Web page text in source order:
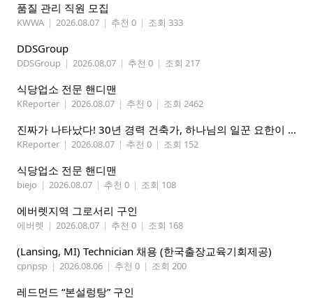
품질 관리 직원 모집
KWWA | 2026.08.07 | 추천 0 | 조회 333
DDSGroup
DDSGroup | 2026.08.07 | 추천 0 | 조회 217
식당업소 전문 핸디맨
KReporter | 2026.08.07 | 추천 0 | 조회 2462
진짜가 나타났다! 30년 경력 건축가, 하나님의 일꾼 요한이 책임 시공합니다.
KReporter | 2026.08.07 | 추천 0 | 조회 152
식당업소 전문 핸디맨
biejo | 2026.08.07 | 추천 0 | 조회 108
에버렛지역 그로서리 구인
에버렛 | 2026.08.07 | 추천 0 | 조회 168
(Lansing, MI) Technician 채용 (한국출장교육기회제공)
cpnpsp | 2026.08.06 | 추천 0 | 조회 200
레드먼드 “본설렁탕” 구인